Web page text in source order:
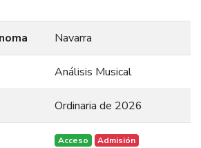
Navarra
Análisis Musical
Ordinaria de 2026
Acceso Admisión